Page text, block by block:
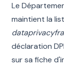
Le
maintient la
déclaration
sur sa fiche